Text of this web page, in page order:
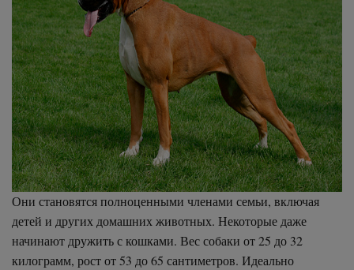
Они становятся полноценными членами семьи, включая
детей и других домашних животных. Некоторые даже
начинают дружить с кошками. Вес собаки от 25 до 32
килограмм, рост от 53 до 65 сантиметров. Идеально